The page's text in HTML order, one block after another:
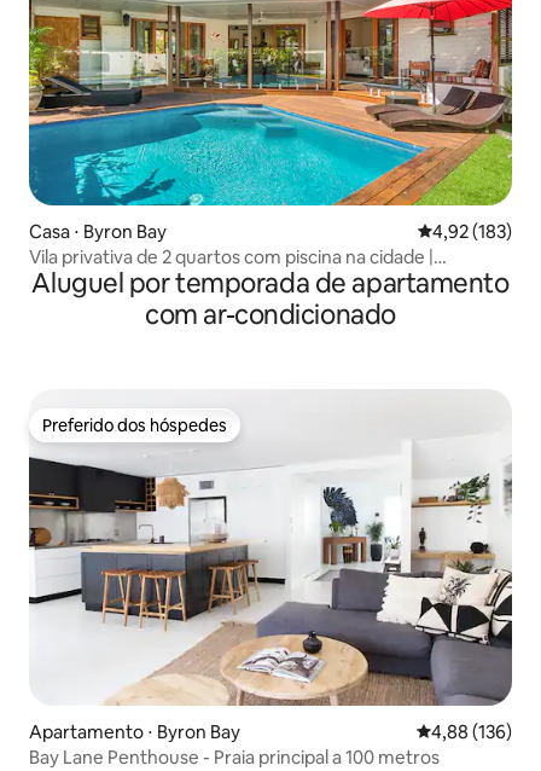
Casa ⋅ Byron Bay 4,92 de uma
4,92 (183)
Vila privativa de 2 quartos com piscina na cidade |
Caminhe até as praias
Aluguel por temporada de apartamento
com ar-condicionado
Preferido dos hóspedes
Preferido dos hóspedes
Apartamento ⋅ Byron Bay 4,88 de uma
4,88 (136)
Bay Lane Penthouse - Praia principal a 100 metros